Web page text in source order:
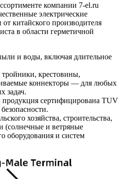
компании 7-el.ru
электрические
китайского производителя
в области герметичной
и воды, включая длительное
крестовины,
коннекторы — для любых
задач.
продукция сертифицирована TUV
хозяйства, строительства,
(солнечные и ветряные
оборудования и систем